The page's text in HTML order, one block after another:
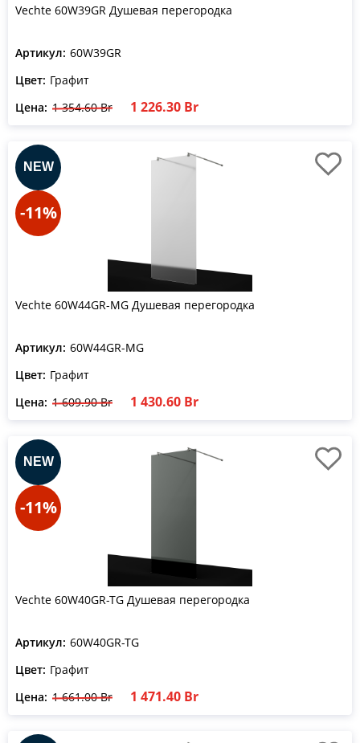
Vechte 60W39GR Душевая перегородка
Артикул: 60W39GR
Цвет: Графит
Цена: 1 354.60 Br 1 226.30 Br
-11%
Vechte 60W44GR-MG Душевая перегородка
Артикул: 60W44GR-MG
Цвет: Графит
Цена: 1 609.90 Br 1 430.60 Br
-11%
Vechte 60W40GR-TG Душевая перегородка
Артикул: 60W40GR-TG
Цвет: Графит
Цена: 1 661.00 Br 1 471.40 Br